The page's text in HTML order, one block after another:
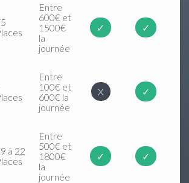
Entre
600€ et
1500€
la
journée
✓ ✓
Entre
100€ et
600€ la
journée
X ✓
à 22
Entre
500€ et
1800€
la
journée
✓ ✓